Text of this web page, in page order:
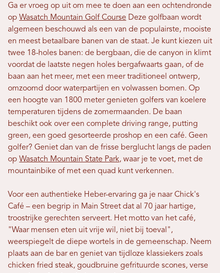
Ga er vroeg op uit om mee te doen aan een ochtendronde
op Wasatch Mountain Golf Course Deze golfbaan wordt
algemeen beschouwd als een van de populairste, mooiste
en meest betaalbare banen van de staat. Je kunt kiezen uit
twee 18-holes banen: de bergbaan, die de canyon in klimt
voordat de laatste negen holes bergafwaarts gaan, of de
baan aan het meer, met een meer traditioneel ontwerp,
omzoomd door waterpartijen en volwassen bomen. Op
een hoogte van 1800 meter genieten golfers van koelere
temperaturen tijdens de zomermaanden. De baan
beschikt ook over een complete driving range, putting
green, een goed gesorteerde proshop en een café. Geen
golfer? Geniet dan van de frisse berglucht langs de paden
op Wasatch Mountain State Park, waar je te voet, met de
mountainbike of met een quad kunt verkennen.
Voor een authentieke Heber-ervaring ga je naar Chick's
Café – een begrip in Main Street dat al 70 jaar hartige,
troostrijke gerechten serveert. Het motto van het café,
"Waar mensen eten uit vrije wil, niet bij toeval",
weerspiegelt de diepe wortels in de gemeenschap. Neem
plaats aan de bar en geniet van tijdloze klassiekers zoals
chicken fried steak, goudbruine gefrituurde scones, verse